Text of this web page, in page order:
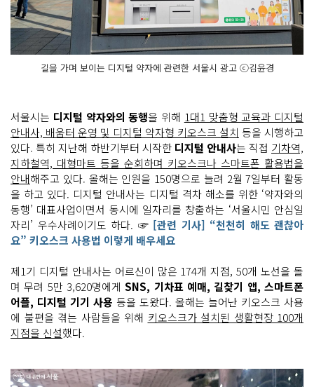
길을 가며 보이는 디지털 약자에 관련한 서울시 광고 ⓒ김윤경
서울시는 디지털 약자와의 동행을 위해 1대1 맞춤형 교육과 디지털
안내사, 배움터 운영 및 디지털 약자형 키오스크 설치 등을 시행하고
있다. 특히 지난해 하반기부터 시작한 디지털 안내사는 직접 기차역,
지하철역, 대형마트 등을 순회하며 키오스크나 스마트폰 활용법을
안내해주고 있다. 올해는 인원을 150명으로 늘려 2월 7일부터 활동
을 하고 있다. 디지털 안내사는 디지털 격차 해소를 위한 ‘약자와의
동행’ 대표사업이면서 동시에 일자리를 창출하는 ‘서울시민 안심일
자리’ 우수사례이기도 하다. ☞[관련 기사] “천천히 해도 괜찮아
요” 키오스크 사용법 이렇게 배우세요
제1기 디지털 안내사는 어르신이 많은 174개 지점, 50개 노선을 돌
며 무려 5만 3,620명에게SNS, 기차표 예매, 길찾기 앱, 스마트폰
어플, 디지털 기기 사용 등을 도왔다. 올해는 늘어난 키오스크 사용
에 불편을 겪는 사람들을 위해 키오스크가 설치된 생활현장 100개
지점을 신설했다.